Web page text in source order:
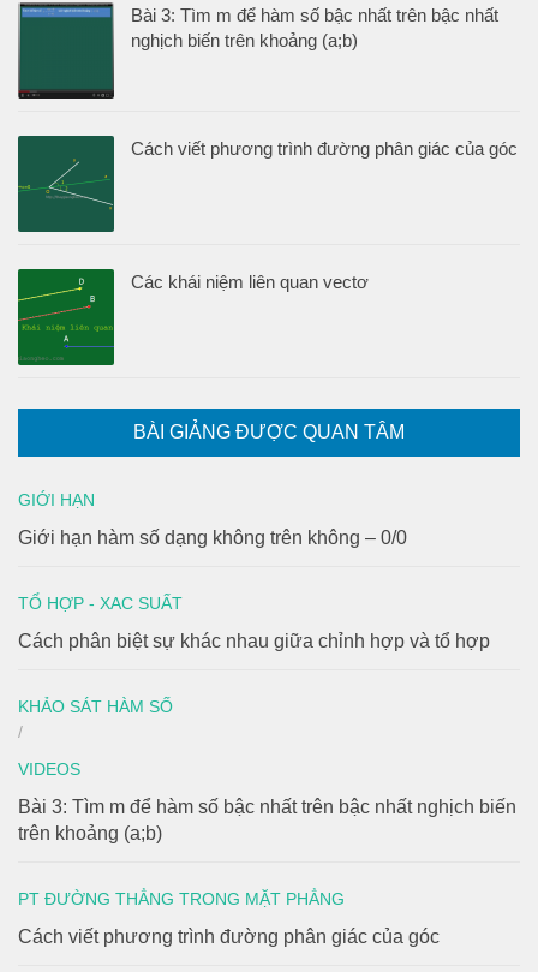
Bài 3: Tìm m để hàm số bậc nhất trên bậc nhất
nghịch biến trên khoảng (a;b)
Cách viết phương trình đường phân giác của góc
Các khái niệm liên quan vectơ
BÀI GIẢNG ĐƯỢC QUAN TÂM
GIỚI HẠN
Giới hạn hàm số dạng không trên không – 0/0
TỔ HỢP - XAC SUẤT
Cách phân biệt sự khác nhau giữa chỉnh hợp và tổ hợp
KHẢO SÁT HÀM SỐ
/
VIDEOS
Bài 3: Tìm m để hàm số bậc nhất trên bậc nhất nghịch biến
trên khoảng (a;b)
PT ĐƯỜNG THẲNG TRONG MẶT PHẲNG
Cách viết phương trình đường phân giác của góc